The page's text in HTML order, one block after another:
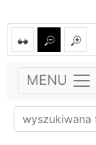
MENU